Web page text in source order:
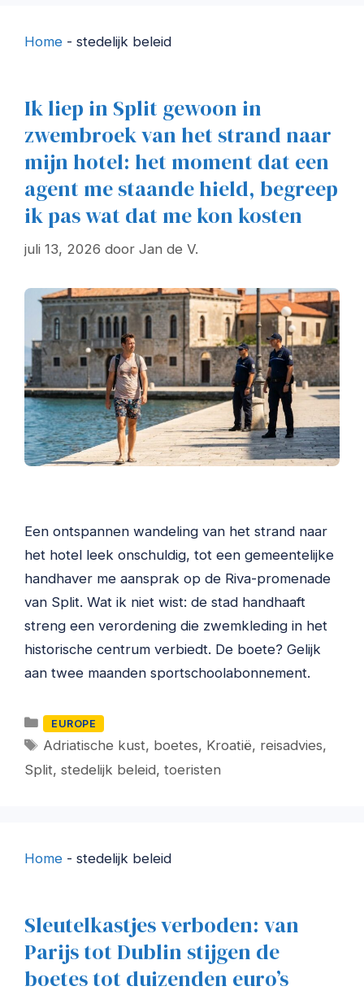
Home - stedelijk beleid
Ik liep in Split gewoon in
zwembroek van het strand naar
mijn hotel: het moment dat een
agent me staande hield, begreep
ik pas wat dat me kon kosten
juli 13, 2026 door Jan de V.
Een ontspannen wandeling van het strand naar
het hotel leek onschuldig, tot een gemeentelijke
handhaver me aansprak op de Riva-promenade
van Split. Wat ik niet wist: de stad handhaaft
streng een verordening die zwemkleding in het
historische centrum verbiedt. De boete? Gelijk
aan twee maanden sportschoolabonnement.
Categorieën
EUROPE
Tags
Adriatische kust, boetes, Kroatië, reisadvies,
Split, stedelijk beleid, toeristen
Home - stedelijk beleid
Sleutelkastjes verboden: van
Parijs tot Dublin stijgen de
boetes tot duizenden euro’s